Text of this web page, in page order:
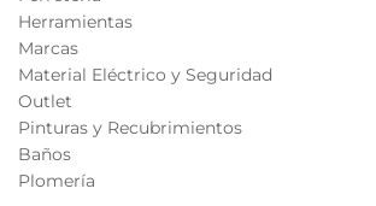
Herramientas
Marcas
Material Eléctrico y Seguridad
Outlet
Pinturas y Recubrimientos
Baños
Plomería